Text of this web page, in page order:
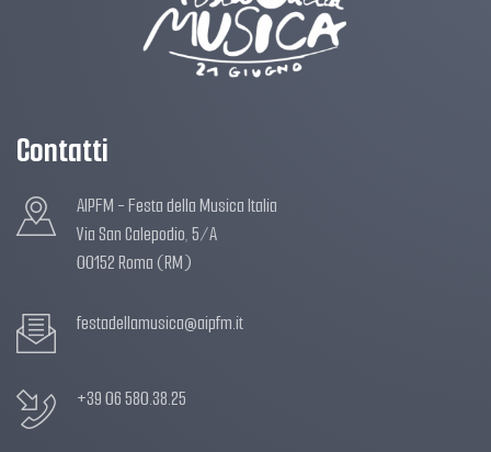
Contatti
AIPFM - Festa della Musica Italia
Via San Calepodio, 5/A
00152 Roma (RM)
festadellamusica@aipfm.it
+39 06 580.38.25